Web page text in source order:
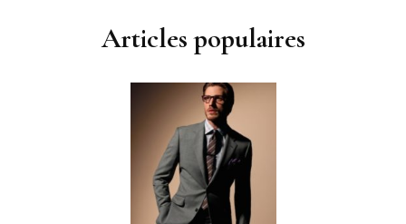
Articles populaires